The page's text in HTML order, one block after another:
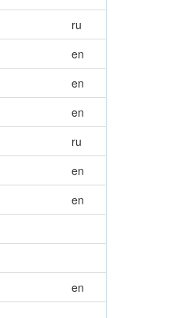
ru
en
en
en
ru
en
en
en